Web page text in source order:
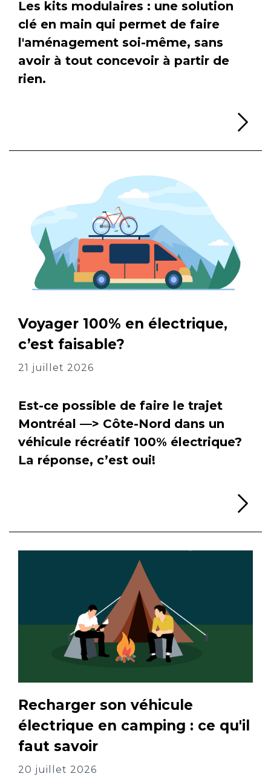
Les kits modulaires : une solution
clé en main qui permet de faire
l'aménagement soi-même, sans
avoir à tout concevoir à partir de
rien.
Voyager 100% en électrique,
c’est faisable?
21 juillet 2026
Est-ce possible de faire le trajet
Montréal —> Côte-Nord dans un
véhicule récréatif 100% électrique?
La réponse, c’est oui!
Recharger son véhicule
électrique en camping : ce qu'il
faut savoir
20 juillet 2026